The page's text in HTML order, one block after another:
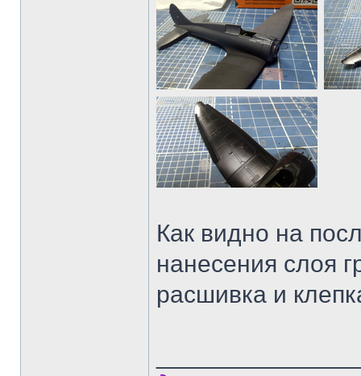
Как видно на
нанесения слоя
расшивка и